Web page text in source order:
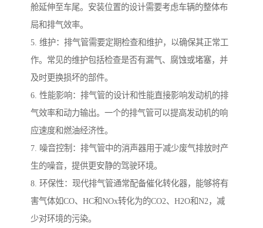
舱延伸至车尾。安装位置的设计需要考虑车辆的整体布
局和排气效率。
5. 维护：排气管需要定期检查和维护，以确保其正常工
作。常见的维护包括检查是否有漏气、腐蚀或堵塞，并
及时更换损坏的部件。
6. 性能影响：排气管的设计和性能直接影响发动机的排
气效率和动力输出。一个的排气管可以提高发动机的响
应速度和燃油经济性。
7. 噪音控制：排气管中的消声器用于减少废气排放时产
生的噪音，提供更安静的驾驶环境。
8. 环保性：现代排气管通常配备催化转化器，能够将有
害气体如CO、HC和NOx转化为的CO2、H2O和N2，减
少对环境的污染。